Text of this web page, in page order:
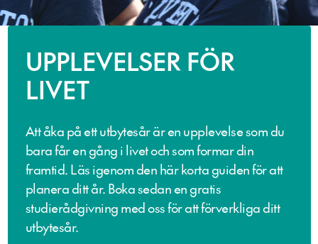
UPPLEVELSER FÖR
LIVET
Att åka på ett utbytesår är en upplevelse som du
bara får en gång i livet och som formar din
framtid. Läs igenom den här korta guiden för att
planera ditt år. Boka sedan en gratis
studierådgivning med oss för att förverkliga ditt
utbytesår.